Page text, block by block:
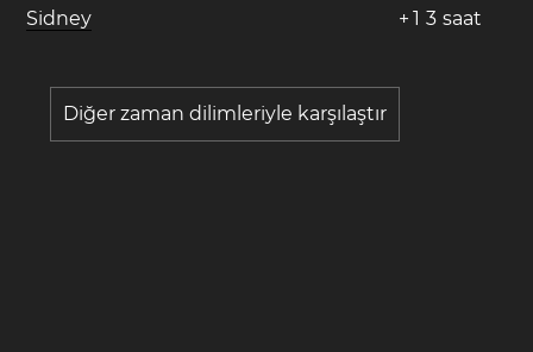
Sidney
+ 1 3 saat
Diğer zaman dilimleriyle karşılaştır